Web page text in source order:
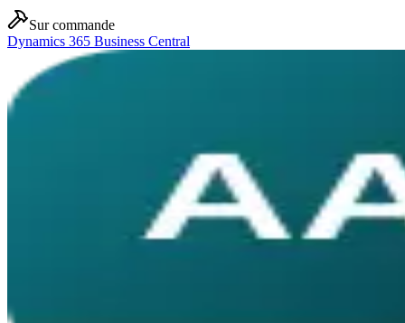
Sur commande
Dynamics 365 Business Central